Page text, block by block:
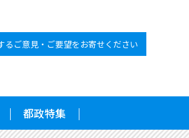
るご意見・ご要望をお寄せください
都政特集